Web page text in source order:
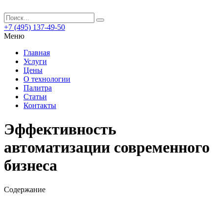
+7 (495) 137-49-50
Меню
Главная
Услуги
Цены
О технологии
Палитра
Статьи
Контакты
Эффективность
автоматизации современного
бизнеса
Содержание